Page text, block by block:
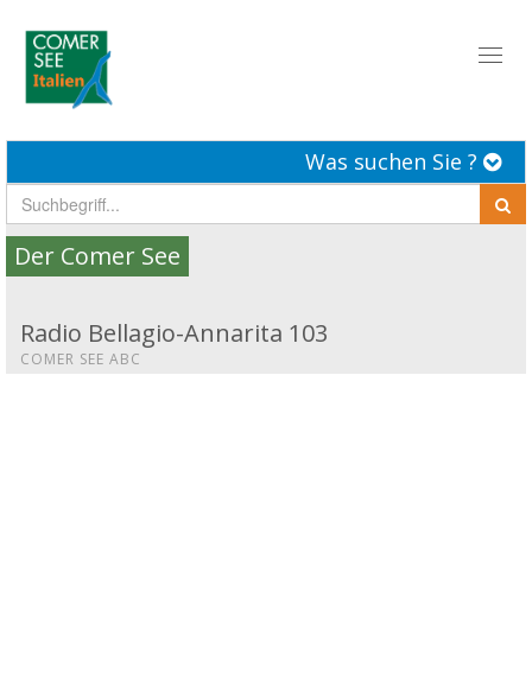
Was suchen Sie ?
Der Comer See
Radio Bellagio-Annarita 103
COMER SEE ABC